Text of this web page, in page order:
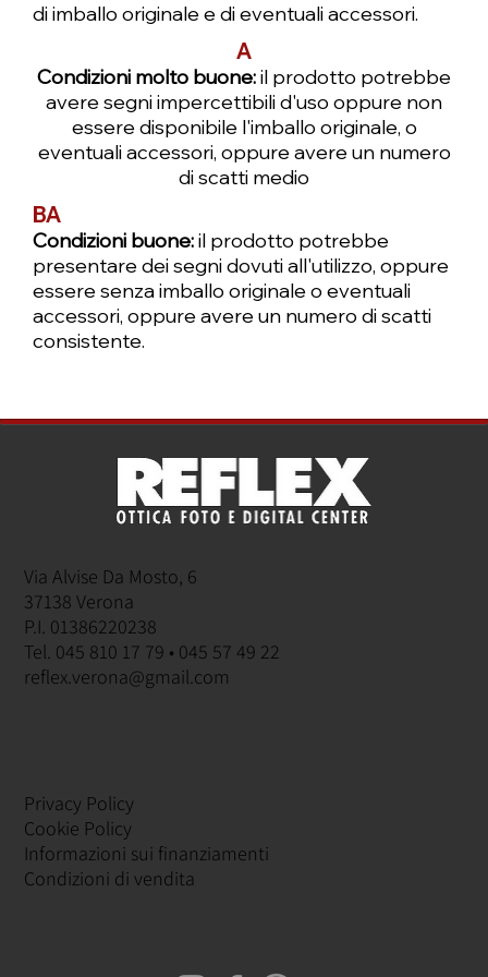
di imballo originale e di eventuali accessori.
A
Condizioni molto buone:il prodotto potrebbe
avere segni impercettibili d'uso oppure non
essere disponibile l'imballo originale, o
eventuali accessori, oppure avere un numero
di scatti medio
BA
Condizioni buone:il prodotto potrebbe
presentare dei segni dovuti all'utilizzo, oppure
essere senza imballo originale o eventuali
accessori, oppure avere un numero di scatti
consistente.
Via Alvise Da Mosto, 6
37138 Verona
P.I. 01386220238
Tel. 045 810 17 79 • 045 57 49 22
reflex.verona@gmail.com
Privacy Policy
Cookie Policy
Informazioni sui finanziamenti
Condizioni di vendita